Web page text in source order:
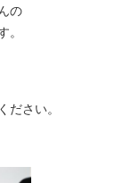
の
。
ださい。